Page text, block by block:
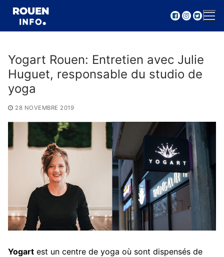
Aller
contenu
Yogart Rouen: Entretien avec Julie
Huguet, responsable du studio de
yoga
28 NOVEMBRE 2019
Yogart est un centre de yoga où sont dispensés de